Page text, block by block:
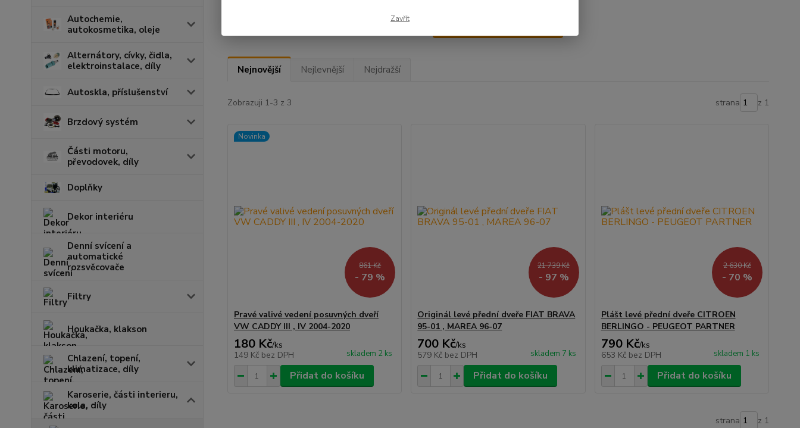
Autochemie,
autokosmetika, oleje
Alternátory, cívky, čidla,
elektroinstalace, díly
Autoskla, příslušenství
Brzdový systém
Části motoru,
převodovek, díly
Doplňky
Dekor interiéru
Denní svícení a
automatické
rozsvěcovače
Filtry
Houkačka, klakson
Chlazení, topení,
klimatizace, díly
Karoserie, části interieru,
kola, díly
Nejnovější Nejlevnější Nejdražší
Zobrazuji 1-3 z 3 strana z 1
Novinka
861 Kč
- 79 %
Pravé valivé vedení posuvných dveří
VW CADDY III , IV 2004-2020
180 Kč/ks
149 Kč bez DPH skladem 2 ks
Přidat do košíku
21 739 Kč
- 97 %
Originál levé přední dveře FIAT BRAVA
95-01 , MAREA 96-07
700 Kč/ks
579 Kč bez DPH skladem 7 ks
Přidat do košíku
2 630 Kč
- 70 %
Plášt levé přední dveře CITROEN
BERLINGO - PEUGEOT PARTNER
790 Kč/ks
653 Kč bez DPH skladem 1 ks
Přidat do košíku
strana z 1
Zavřít